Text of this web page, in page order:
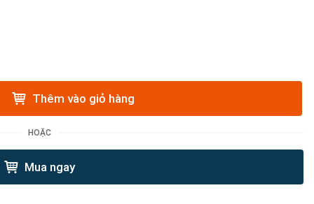
Thêm vào giỏ hàng
HOẶC
Mua ngay